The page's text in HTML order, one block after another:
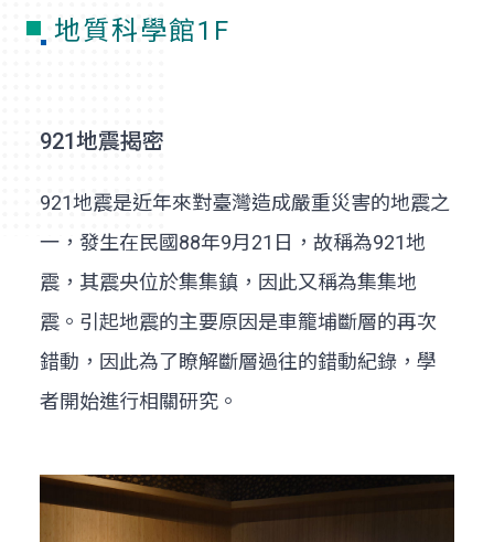
地質科學館1F
921地震揭密
921地震是近年來對臺灣造成嚴重災害的地震之
一，發生在民國88年9月21日，故稱為921地
震，其震央位於集集鎮，因此又稱為集集地
震。引起地震的主要原因是車籠埔斷層的再次
錯動，因此為了瞭解斷層過往的錯動紀錄，學
者開始進行相關研究。